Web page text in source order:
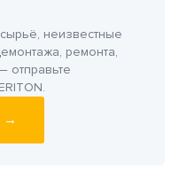
неизвестные
ремонта,
отправьте
→